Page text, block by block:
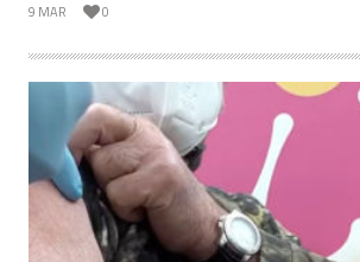
9 MAR 0